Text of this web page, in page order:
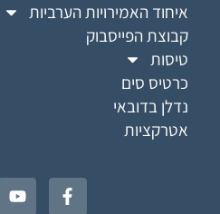
איחוד האמירויות הערביות
קבוצת הפייסבוק
טיסות
כרטיס סים
נדלן בדובאי
אטרקציות